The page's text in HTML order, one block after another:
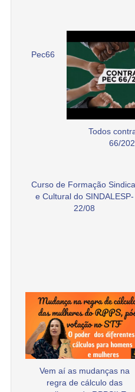
Pec66
Todos
66/
Curso de Formação
e Cultural do SINDALESP-
22/08
Vem aí as mudanças na
regra de cálculo das